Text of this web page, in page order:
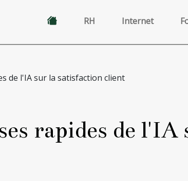
RH Internet
de l'IA sur la satisfaction client
rapides de